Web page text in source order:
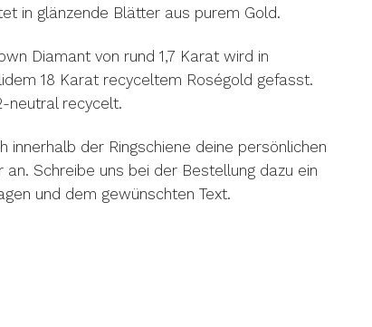
in glänzende Blätter aus purem Gold.
Diamant von rund 1,7 Karat wird in
18 Karat recyceltem Roségold gefasst.
neutral recycelt.
innerhalb der Ringschiene deine persönlichen
an. Schreibe uns bei der Bestellung dazu ein
und dem gewünschten Text.